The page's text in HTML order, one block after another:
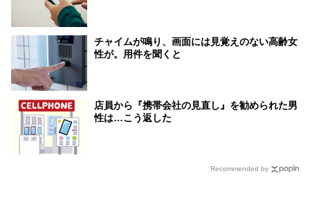
チャイムが鳴り、画面には見覚えのない高齢女
性が。用件を聞くと
店員から『携帯会社の見直し』を勧められた男
性は…こう返した
Recommended by